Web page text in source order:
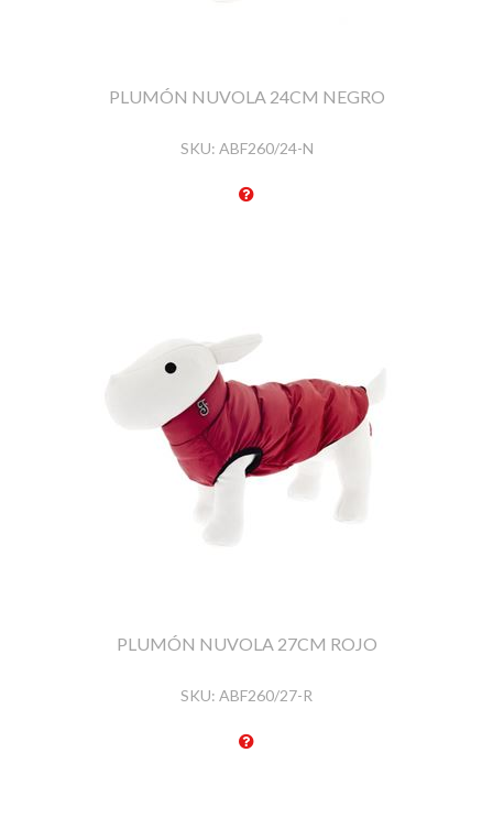
PLUMÓN NUVOLA 24CM NEGRO
SKU: ABF260/24-N
PLUMÓN NUVOLA 27CM ROJO
SKU: ABF260/27-R